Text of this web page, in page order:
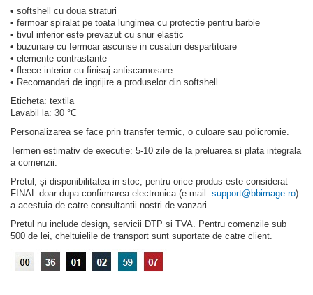
• softshell cu doua straturi
• fermoar spiralat pe toata lungimea cu protectie pentru barbie
• tivul inferior este prevazut cu snur elastic
• buzunare cu fermoar ascunse in cusaturi despartitoare
• elemente contrastante
• fleece interior cu finisaj antiscamosare
• Recomandari de ingrijire a produselor din softshell
Eticheta: textila
Lavabil la: 30 °C
Personalizarea se face prin transfer termic, o culoare sau policromie.
Termen estimativ de executie: 5-10 zile de la preluarea si plata integrala
a comenzii.
Pretul, și disponibilitatea in stoc, pentru orice produs este considerat
FINAL doar dupa confirmarea electronica (e-mail: support@bbimage.ro)
a acestuia de catre consultantii nostri de vanzari.
Pretul nu include design, servicii DTP si TVA. Pentru comenzile sub
500 de lei, cheltuielile de transport sunt suportate de catre client.